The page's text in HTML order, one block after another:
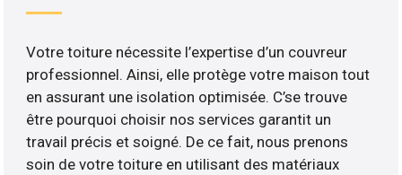
Votre toiture nécessite l’expertise d’un couvreur
professionnel. Ainsi, elle protège votre maison tout
en assurant une isolation optimisée. C’se trouve
être pourquoi choisir nos services garantit un
travail précis et soigné. De ce fait, nous prenons
soin de votre toiture en utilisant des matériaux